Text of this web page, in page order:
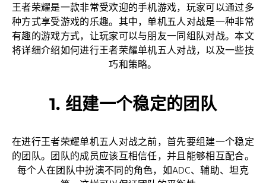
王者荣耀是一款非常受欢迎的手机游戏，玩家可以通过多
种方式享受游戏的乐趣。其中，单机五人对战是一种非常
有趣的游戏方式，让玩家可以与朋友一同组队对战。本文
将详细介绍如何进行王者荣耀单机五人对战，以及一些技
巧和策略。
1. 组建一个稳定的团队
在进行王者荣耀单机五人对战之前，首先要组建一个稳定
的团队。团队的成员应该互相信任，并且能够相互配合。
每个人在团队中扮演不同的角色，如ADC、辅助、坦克